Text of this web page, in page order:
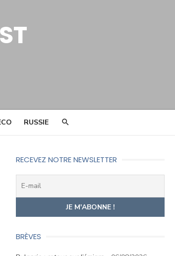
RUSSIE
RECEVEZ NOTRE NEWSLETTER
BRÈVES